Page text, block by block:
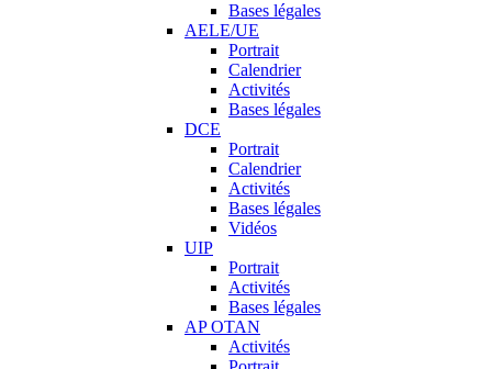
Bases légales
AELE/UE
Portrait
Calendrier
Activités
Bases légales
DCE
Portrait
Calendrier
Activités
Bases légales
Vidéos
UIP
Portrait
Activités
Bases légales
AP OTAN
Activités